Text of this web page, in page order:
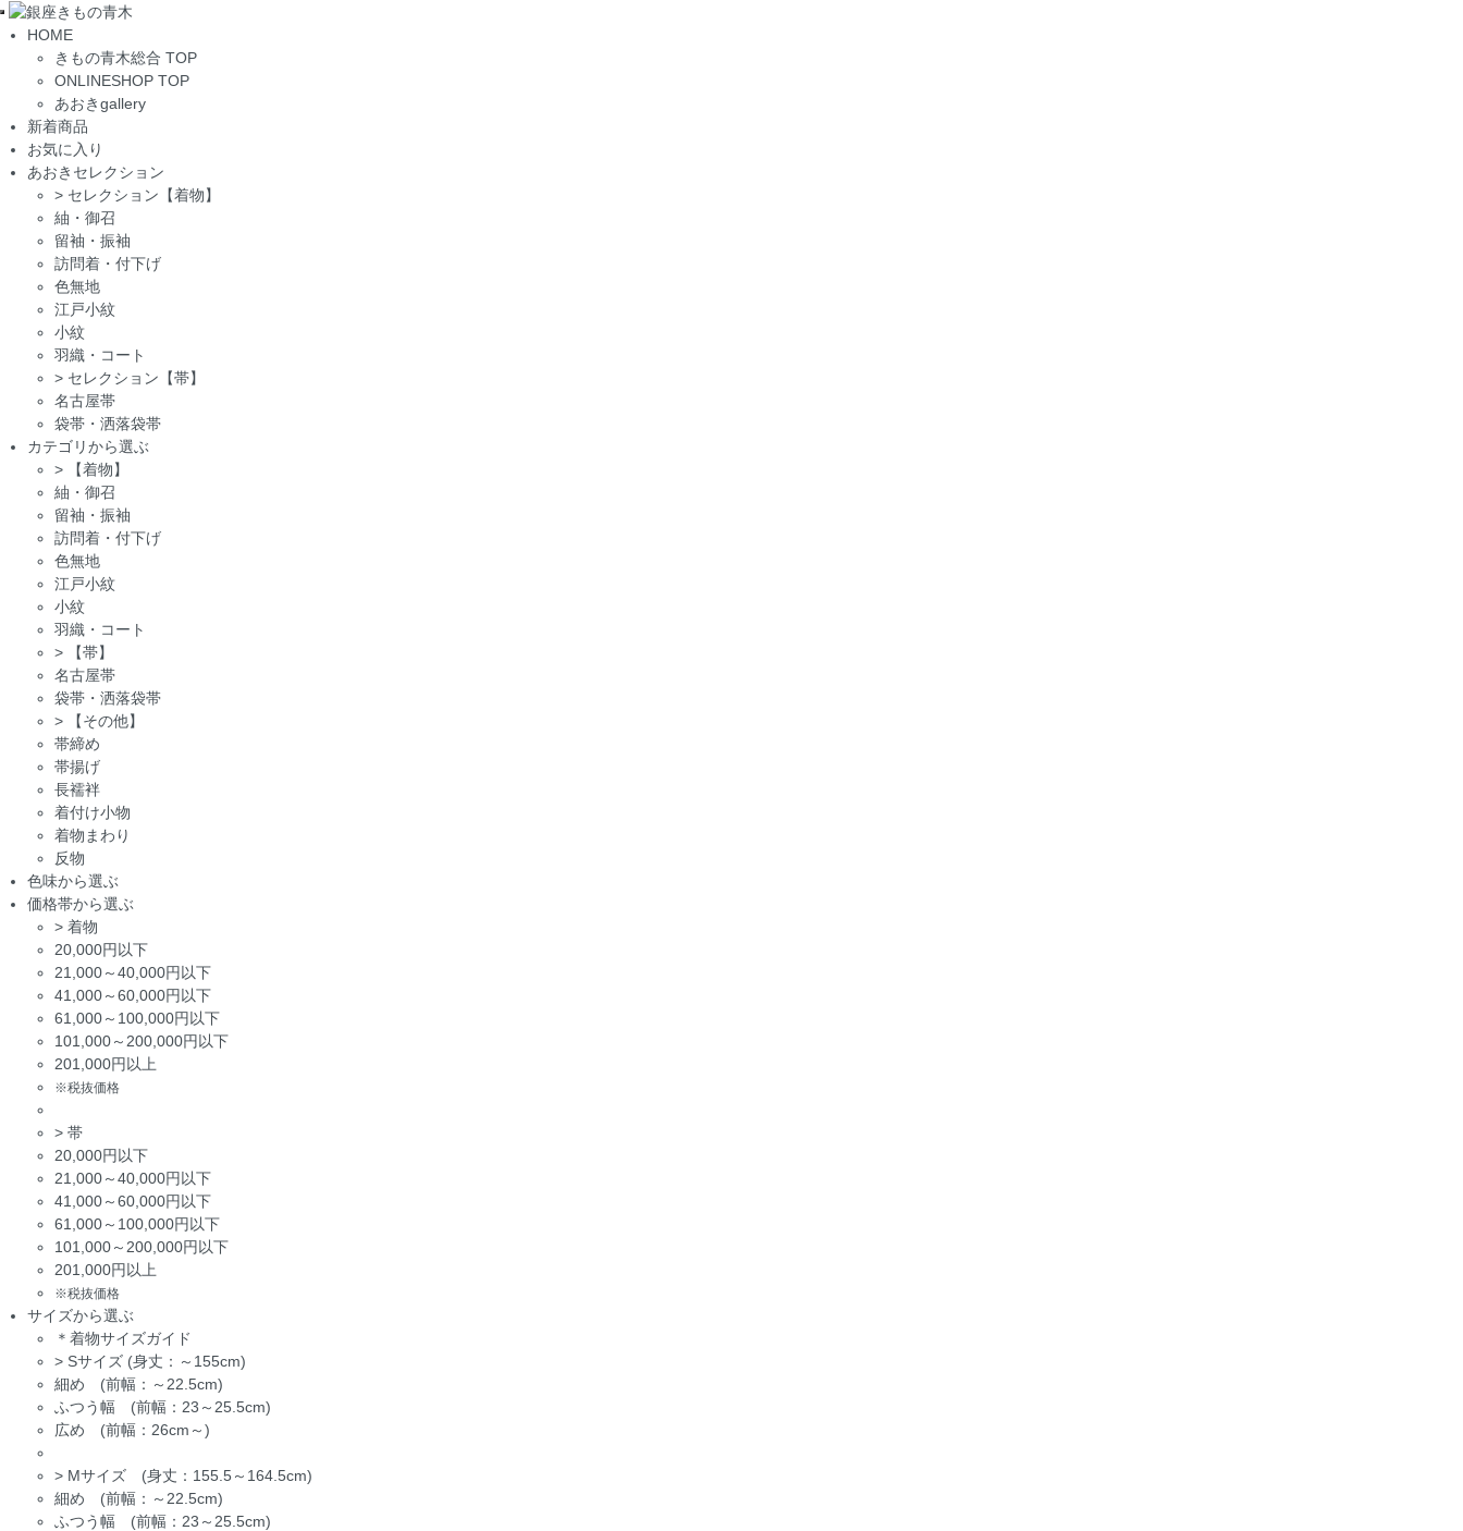
Toggle
navigation
HOME
きもの青木総合 TOP
ONLINESHOP TOP
あおきgallery
新着商品
お気に入り
あおきセレクション
> セレクション【着物】
紬・御召
留袖・振袖
訪問着・付下げ
色無地
江戸小紋
小紋
羽織・コート
> セレクション【帯】
名古屋帯
袋帯・洒落袋帯
カテゴリから選ぶ
>
【着物】
紬・御召
留袖・振袖
訪問着・付下げ
色無地
江戸小紋
小紋
羽織・コート
>
【帯】
名古屋帯
袋帯・洒落袋帯
>
【その他】
帯締め
帯揚げ
長襦袢
着付け小物
着物まわり
反物
色味から選ぶ
価格帯から選ぶ
> 着物
20,000円以下
21,000～40,000円以下
41,000～60,000円以下
61,000～100,000円以下
101,000～200,000円以下
201,000円以上
※税抜価格
> 帯
20,000円以下
21,000～40,000円以下
41,000～60,000円以下
61,000～100,000円以下
101,000～200,000円以下
201,000円以上
※税抜価格
サイズから選ぶ
＊着物サイズガイド
> Sサイズ (身丈：～155cm)
細め (前幅：～22.5cm)
ふつう幅 (前幅：23～25.5cm)
広め (前幅：26cm～)
> Mサイズ (身丈：155.5～164.5cm)
細め (前幅：～22.5cm)
ふつう幅 (前幅：23～25.5cm)